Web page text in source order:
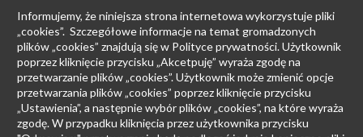
Informujemy, że niniejsza strona internetowa wykorzystuje pliki
„cookies”. Szczegółowe informacje na temat gromadzonych
plików „cookies” znajdują się w Polityce prywatności. Użytkownik
poprzez kliknięcie przycisku „Akcetpuję” wyraża zgodę na
przetwarzanie plików „cookies”. Użytkownik może zmienić opcje
przetwarzania plików „cookies” poprzez kliknięcie przycisku
„Ustawienia”, a następnie wybór plików „cookies”, na które wyraża
zgodę. W przypadku kliknięcia przez użytkownika przycisku
Wzory przemysłowe
Patenty
Prawo upadłościowe
Prawo autorskie
Prowadzenie sporów sądowych